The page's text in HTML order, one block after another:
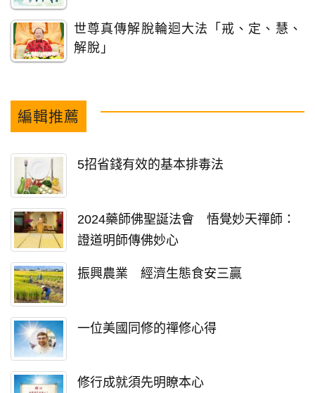
世尊真傳解脫輪迴大法「戒、定、慧、
解脫」
編輯推薦
5招省錢有效的基本排毒法
2024藥師佛聖誕法會 悟覺妙天禪師：
證道明師傳佛妙心
振興農業 經濟生態食安三贏
一位美國同修的禪修心得
修行成就須先明瞭本心